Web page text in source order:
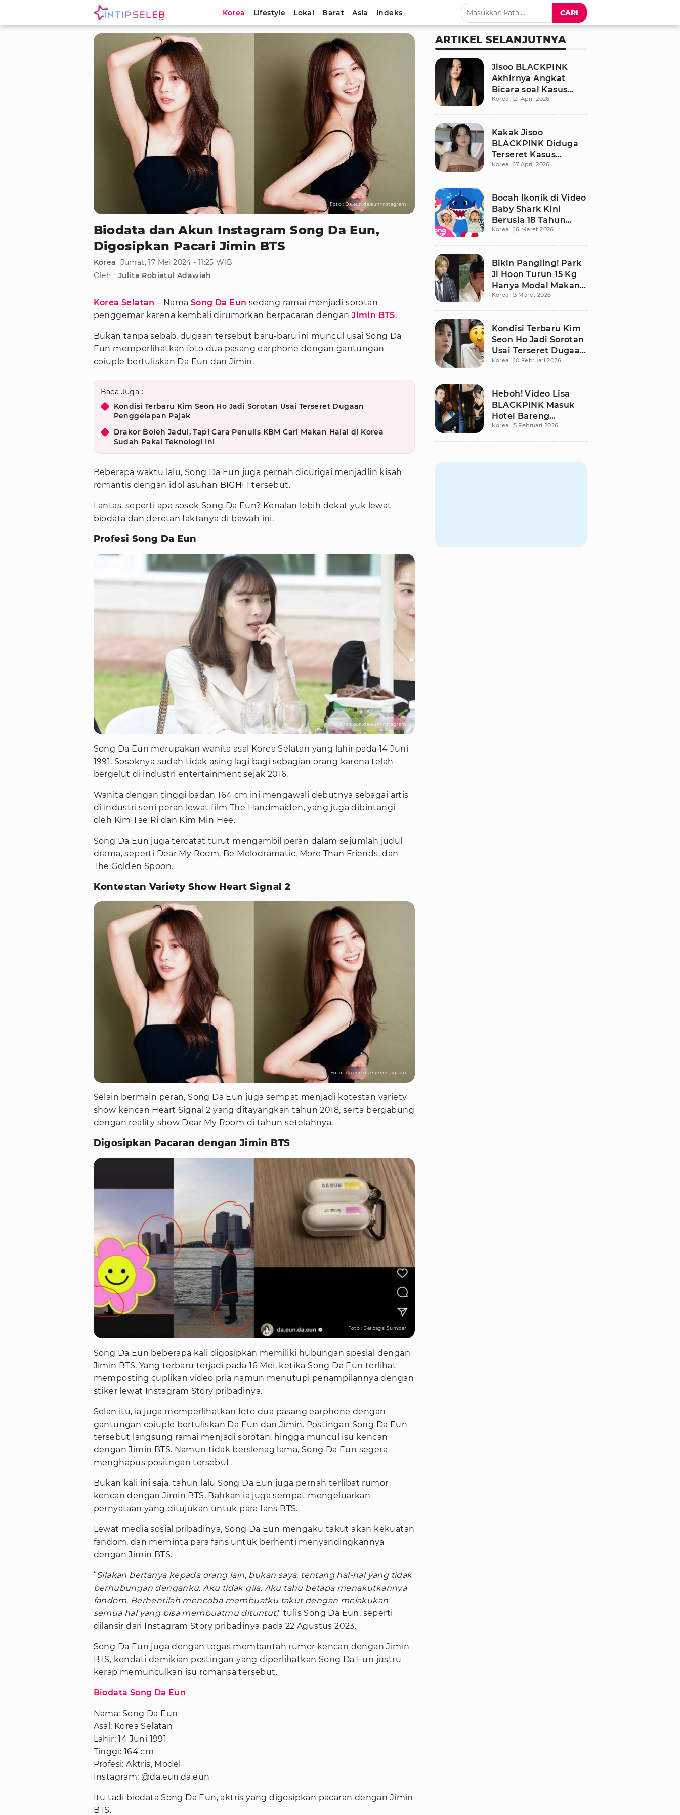
Korea Lifestyle Lokal Barat Asia Indeks CARI
Foto : Da.eun.da.eun/instagram
Biodata dan Akun Instagram Song Da Eun,
Digosipkan Pacari Jimin BTS
Korea
Jumat, 17 Mei 2024 - 11:25 WIB
Oleh : Julita Robiatul Adawiah
Korea Selatan – Nama Song Da Eun sedang ramai menjadi sorotan
penggemar karena kembali dirumorkan berpacaran denganJimin BTS.
Bukan tanpa sebab, dugaan tersebut baru-baru ini muncul usai Song Da
Eun memperlihatkan foto dua pasang earphone dengan gantungan
coiuple bertuliskan Da Eun dan Jimin.
Baca Juga :
Kondisi Terbaru Kim Seon Ho Jadi Sorotan Usai Terseret Dugaan
Penggelapan Pajak
Drakor Boleh Jadul, Tapi Cara Penulis KBM Cari Makan Halal di Korea
Sudah Pakai Teknologi Ini
Beberapa waktu lalu, Song Da Eun juga pernah dicurigai menjadlin kisah
romantis dengan idol asuhan BIGHIT tersebut.
Lantas, seperti apa sosok Song Da Eun? Kenalan lebih dekat yuk lewat
biodata dan deretan faktanya di bawah ini.
Profesi Song Da Eun
Foto : da.eun.da.eun/instagram
Song Da Eun merupakan wanita asal Korea Selatan yang lahir pada 14 Juni
1991. Sosoknya sudah tidak asing lagi bagi sebagian orang karena telah
bergelut di industri entertainment sejak 2016.
Wanita dengan tinggi badan 164 cm ini mengawali debutnya sebagai artis
di industri seni peran lewat film The Handmaiden, yang juga dibintangi
oleh Kim Tae Ri dan Kim Min Hee.
Song Da Eun juga tercatat turut mengambil peran dalam sejumlah judul
drama, seperti Dear My Room, Be Melodramatic, More Than Friends, dan
The Golden Spoon.
Kontestan Variety Show Heart Signal 2
Foto : da.eun.da.eun/instagram
Selain bermain peran, Song Da Eun juga sempat menjadi kotestan variety
show kencan Heart Signal 2 yang ditayangkan tahun 2018, serta bergabung
dengan reality show Dear My Room di tahun setelahnya.
Digosipkan Pacaran dengan Jimin BTS
Foto : Berbagai Sumber
Song Da Eun beberapa kali digosipkan memiliki hubungan spesial dengan
Jimin BTS. Yang terbaru terjadi pada 16 Mei, ketika Song Da Eun terlihat
memposting cuplikan video pria namun menutupi penampilannya dengan
stiker lewat Instagram Story pribadinya.
Selan itu, ia juga memperlihatkan foto dua pasang earphone dengan
gantungan coiuple bertuliskan Da Eun dan Jimin. Postingan Song Da Eun
tersebut langsung ramai menjadi sorotan, hingga muncul isu kencan
dengan Jimin BTS. Namun tidak berslenag lama, Song Da Eun segera
menghapus positngan tersebut.
Bukan kali ini saja, tahun lalu Song Da Eun juga pernah terlibat rumor
kencan dengan Jimin BTS. Bahkan ia juga sempat mengeluarkan
pernyataan yang ditujukan untuk para fans BTS.
Lewat media sosial pribadinya, Song Da Eun mengaku takut akan kekuatan
fandom, dan meminta para fans untuk berhenti menyandingkannya
dengan Jimin BTS.
“Silakan bertanya kepada orang lain, bukan saya, tentang hal-hal yang tidak
berhubungan denganku. Aku tidak gila. Aku tahu betapa menakutkannya
fandom. Berhentilah mencoba membuatku takut dengan melakukan
semua hal yang bisa membuatmu dituntut," tulis Song Da Eun, seperti
dilansir dari Instagram Story pribadinya pada 22 Agustus 2023.
Song Da Eun juga dengan tegas membantah rumor kencan dengan Jimin
BTS, kendati demikian postingan yang diperlihatkan Song Da Eun justru
kerap memunculkan isu romansa tersebut.
Biodata Song Da Eun
Nama: Song Da Eun
Asal: Korea Selatan
Lahir: 14 Juni 1991
Tinggi: 164 cm
Profesi: Aktris, Model
Instagram: @da.eun.da.eun
Itu tadi biodata Song Da Eun, aktris yang digosipkan pacaran dengan Jimin
BTS.
ARTIKEL SELANJUTNYA
Jisoo BLACKPINK
Akhirnya Angkat
Bicara soal Kasus
Dugaan Pelecehan
Korea 21 April 2026
Kakak Jisoo
BLACKPINK Diduga
Terseret Kasus
Pelecehan Seksual,
Korea 17 April 2026
Bocah Ikonik di Video
Baby Shark Kini
Berusia 18 Tahun
Bikin Publik
Korea 16 Maret 2026
Bikin Pangling! Park
Ji Hoon Turun 15 Kg
Hanya Modal Makan
Apel, Visual
Korea 3 Maret 2026
Kondisi Terbaru Kim
Seon Ho Jadi Sorotan
Usai Terseret Dugaan
Penggelapan Pajak
Korea 10 Februari 2026
Heboh! Video Lisa
BLACKPINK Masuk
Hotel Bareng
Frederic Arnault Picu
Korea 5 Februari 2026